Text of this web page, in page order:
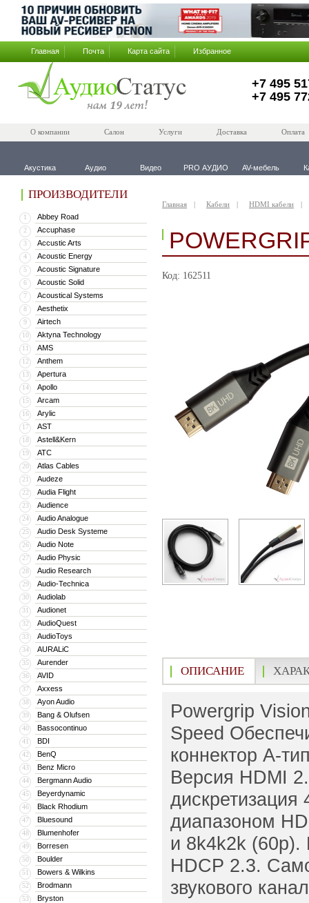
Главная Почта Карта сайта Избранное
+7 495
+7 495
О компании Салон Услуги Доставка Оплата
Акустика Аудио Видео PRO АУДИО AV-мебель
ПРОИЗВОДИТЕЛИ
1 Abbey Road
2 Accuphase
3 Accustic Arts
4 Acoustic Energy
5 Acoustic Signature
6 Acoustic Solid
7 Acoustical Systems
8 Aesthetix
9 Airtech
10 Aktyna Technology
11 AMS
12 Anthem
13 Apertura
14 Apollo
15 Arcam
16 Arylic
17 AST
18 Astell&Kern
19 ATC
20 Atlas Cables
21 Audeze
22 Audia Flight
23 Audience
24 Audio Analogue
25 Audio Desk Systeme
26 Audio Note
27 Audio Physic
28 Audio Research
29 Audio-Technica
30 Audiolab
31 Audionet
32 AudioQuest
33 AudioToys
34 AURALiC
35 Aurender
36 AVID
37 Axxess
38 Ayon Audio
39 Bang & Olufsen
40 Bassocontinuo
41 BDI
42 BenQ
43 Benz Micro
44 Bergmann Audio
45 Beyerdynamic
46 Black Rhodium
47 Bluesound
48 Blumenhofer
49 Borresen
50 Boulder
51 Bowers & Wilkins
52 Brodmann
53 Bryston
Главная Кабели HDMI кабели
Код: 162511
ОПИСАНИЕ
Powergrip
Speed
коннектор А-
Версия HDMI
диапазоном
и 8k4k2k (60p).
HDCP 2.3.
звукового